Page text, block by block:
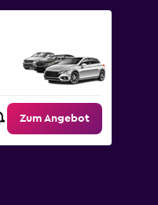
Zum Angebot